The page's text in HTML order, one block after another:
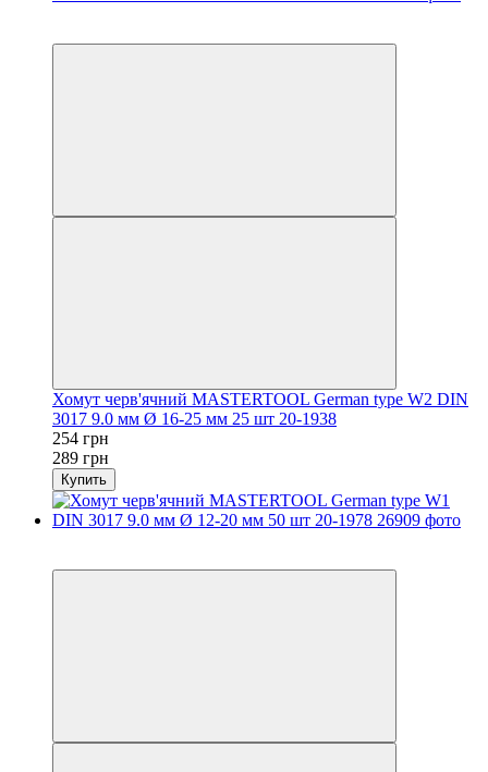
Хомут черв'ячний MASTERTOOL German type W2 DIN
3017 9.0 мм Ø 16-25 мм 25 шт 20-1938
254 грн
289 грн
Купить